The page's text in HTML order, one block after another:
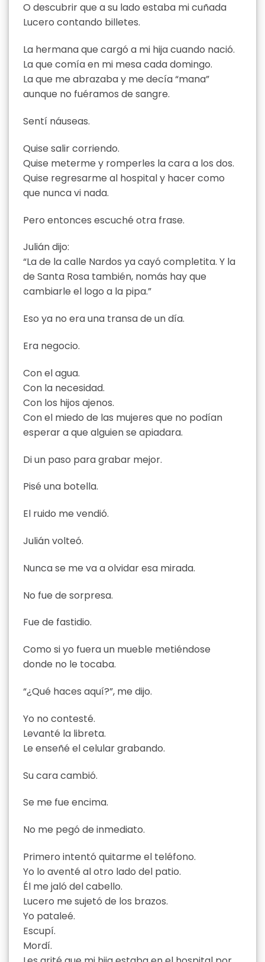
O descubrir que a su lado estaba mi cuñada
Lucero contando billetes.
La hermana que cargó a mi hija cuando nació.
La que comía en mi mesa cada domingo.
La que me abrazaba y me decía “mana”
aunque no fuéramos de sangre.
Sentí náuseas.
Quise salir corriendo.
Quise meterme y romperles la cara a los dos.
Quise regresarme al hospital y hacer como
que nunca vi nada.
Pero entonces escuché otra frase.
Julián dijo:
“La de la calle Nardos ya cayó completita. Y la
de Santa Rosa también, nomás hay que
cambiarle el logo a la pipa.”
Eso ya no era una transa de un día.
Era negocio.
Con el agua.
Con la necesidad.
Con los hijos ajenos.
Con el miedo de las mujeres que no podían
esperar a que alguien se apiadara.
Di un paso para grabar mejor.
Pisé una botella.
El ruido me vendió.
Julián volteó.
Nunca se me va a olvidar esa mirada.
No fue de sorpresa.
Fue de fastidio.
Como si yo fuera un mueble metiéndose
donde no le tocaba.
“¿Qué haces aquí?”, me dijo.
Yo no contesté.
Levanté la libreta.
Le enseñé el celular grabando.
Su cara cambió.
Se me fue encima.
No me pegó de inmediato.
Primero intentó quitarme el teléfono.
Yo lo aventé al otro lado del patio.
Él me jaló del cabello.
Lucero me sujetó de los brazos.
Yo pataleé.
Escupí.
Mordí.